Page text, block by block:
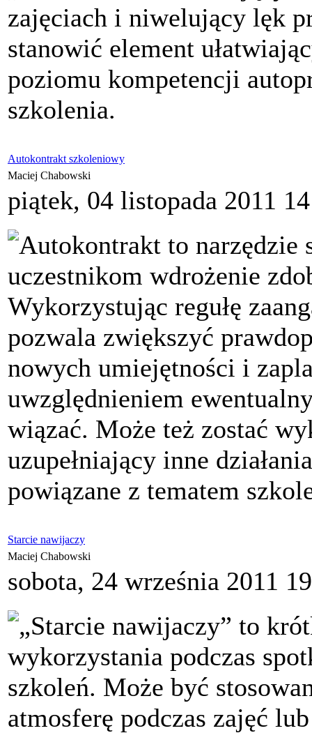
zajęciach i niwelujący lęk
stanowić element
poziomu kompetencji
szkolenia.
Autokontrakt szkoleniowy
Maciej Chabowski
piątek, 04 listopada 2011
Autokontrakt to narzędzie
uczestnikom wdrożenie
Wykorzystując regułę
pozwala zwiększyć
nowych umiejętności i
uwzględnieniem
wiązać. Może też zostać
uzupełniający inne
powiązane z tematem
Starcie nawijaczy
Maciej Chabowski
sobota, 24 września 2011
„Starcie nawijaczy” to
wykorzystania podczas
szkoleń. Może być
atmosferę podczas zajęć